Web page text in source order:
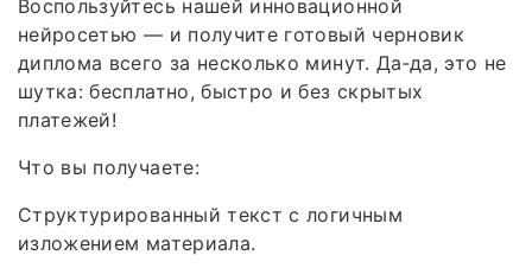
Воспользуйтесь нашей инновационной
нейросетью — и получите готовый черновик
диплома всего за несколько минут. Да‑да, это не
шутка: бесплатно, быстро и без скрытых
платежей!
Что вы получаете:
Структурированный текст с логичным
изложением материала.